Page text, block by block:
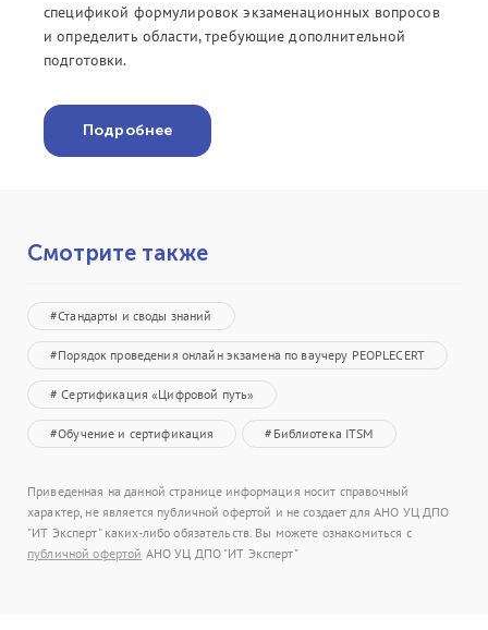
спецификой формулировок экзаменационных вопросов
и определить области, требующие дополнительной
подготовки.
Подробнее
Смотрите также
#Стандарты и своды знаний
#Порядок проведения онлайн экзамена по ваучеру PEOPLECERT
# Сертификация «Цифровой путь»
#Обучение и сертификация #Библиотека ITSM
Приведенная на данной странице информация носит справочный
характер, не является публичной офертой и не создает для АНО УЦ ДПО
"ИТ Эксперт" каких-либо обязательств. Вы можете ознакомиться с
публичной офертой АНО УЦ ДПО "ИТ Эксперт"